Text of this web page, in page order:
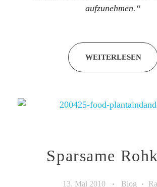
aufzunehmen.“
WEITERLESEN
Sparsame
13. Mai 2010 Blog